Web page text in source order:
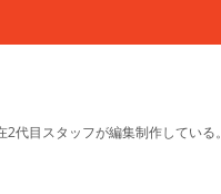
代目スタッフが編集制作している。